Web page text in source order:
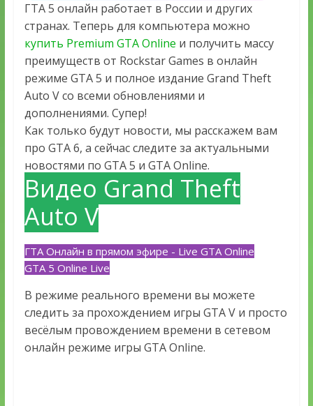
ГТА 5 онлайн работает в России и других
странах. Теперь для компьютера можно
купить Premium GTA Online и получить массу
преимуществ от Rockstar Games в онлайн
режиме GTA 5 и полное издание Grand Theft
Auto V со всеми обновлениями и
дополнениями. Супер!
Как только будут новости, мы расскажем вам
про GTA 6, а сейчас следите за актуальными
новостями по GTA 5 и GTA Online.
Видео Grand Theft
Auto V
ГТА Онлайн в прямом эфире - Live GTA Online
GTA 5 Online Live
В режиме реального времени вы можете
следить за прохождением игры GTA V и просто
весёлым провождением времени в сетевом
онлайн режиме игры GTA Online.